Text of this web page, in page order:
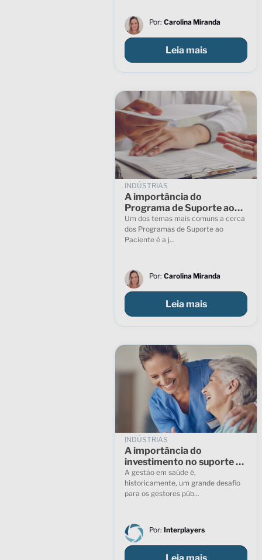
Por:Carolina Miranda
Leia mais
INDÚSTRIAS
A importância do
Programa de Suporte ao
Paciente para o
diagnóstico
Um dos temas mais comuns a cerca
dos Programas de Suporte ao
Paciente é a j...
Por:Carolina Miranda
Leia mais
INDÚSTRIAS
A importância do
investimento no suporte ao
paciente
A gestão em saúde é,
historicamente, um grande desafio
para os gestores púb...
Por:Interplayers